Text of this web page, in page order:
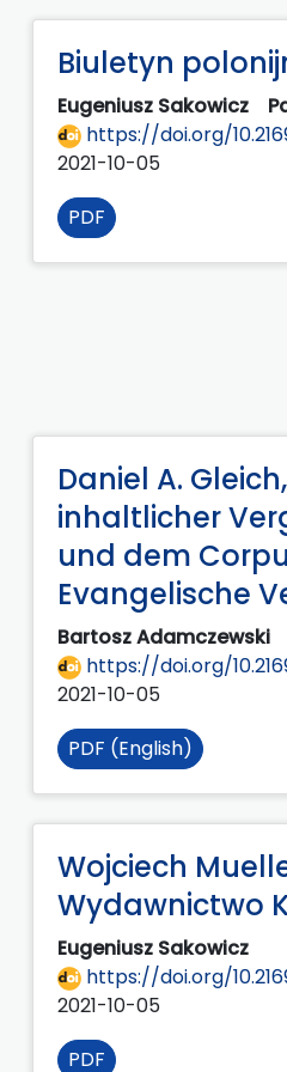
Biuletyn
Eugeniusz Sakowicz
https://doi.org/
2021-10-05
PDF
Daniel A.
inhaltlicher
und dem
Evangelische
Bartosz Adamczewski
https://doi.org/
2021-10-05
PDF (English)
Wojciech
Wydawnictwo
Eugeniusz Sakowicz
https://doi.org/
2021-10-05
PDF